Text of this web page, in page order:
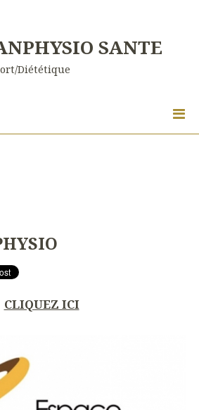
SANTE
Diététique
CLIQUEZ ICI